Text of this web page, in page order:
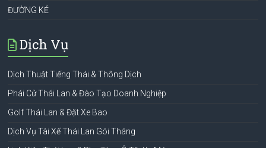
ĐƯỜNG KẺ
Dịch Vụ
Dịch Thuật Tiếng Thái & Thông Dịch
Phái Cử Thái Lan & Đào Tạo Doanh Nghiệp
Golf Thái Lan & Đặt Xe Bao
Dịch Vụ Tài Xế Thái Lan Gói Tháng